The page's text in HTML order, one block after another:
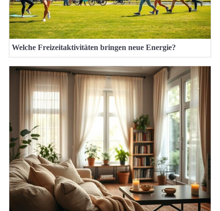
Welche Freizeitaktivitäten bringen neue Energie?